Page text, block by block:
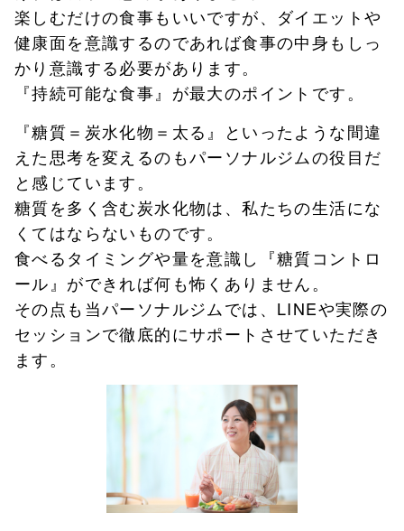
楽しむだけの食事もいいですが、ダイエットや
健康面を意識するのであれば食事の中身もしっ
かり意識する必要があります。
『持続可能な食事』が最大のポイントです。
『糖質＝炭水化物＝太る』といったような間違
えた思考を変えるのもパーソナルジムの役目だ
と感じています。
糖質を多く含む炭水化物は、私たちの生活にな
くてはならないものです。
食べるタイミングや量を意識し『糖質コントロ
ール』ができれば何も怖くありません。
その点も当パーソナルジムでは、LINEや実際の
セッションで徹底的にサポートさせていただき
ます。